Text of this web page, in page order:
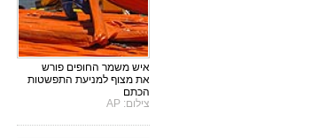
איש משמר החופים פורש
את מצוף למניעת התפשטות
הכתם
צילום: AP